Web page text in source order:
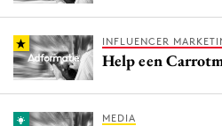
INFLUENCER
Help een
MEDIA